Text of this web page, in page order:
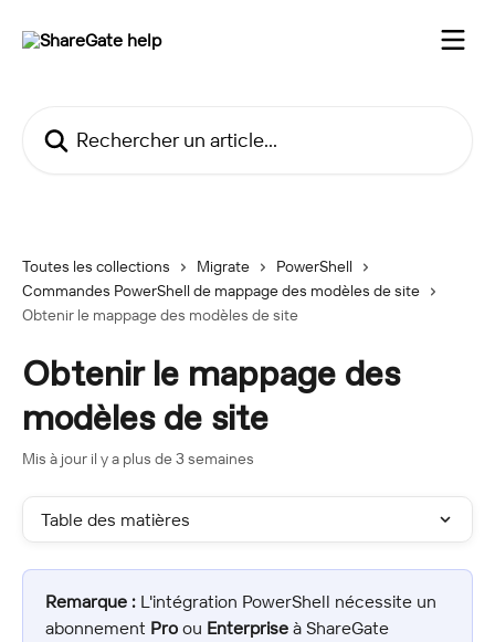
Toutes les collections Migrate
PowerShell
Commandes PowerShell de mappage des modèles de site
Obtenir le mappage des modèles de site
Obtenir le mappage des
modèles de site
Mis à jour il y a plus de 3 semaines
Table des matières
Remarque : L'intégration PowerShell nécessite un
abonnement Pro ou Enterprise à ShareGate